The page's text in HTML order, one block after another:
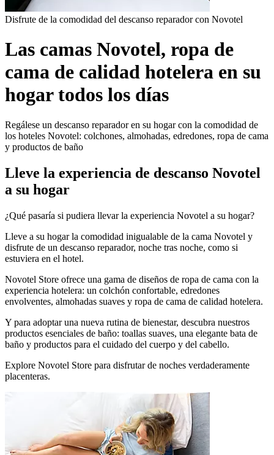
Disfrute de la comodidad del descanso reparador con Novotel
Las camas Novotel, ropa de
cama de calidad hotelera en su
hogar todos los días
Regálese un descanso reparador en su hogar con la comodidad de
los hoteles Novotel: colchones, almohadas, edredones, ropa de cama
y productos de baño
Lleve la experiencia de descanso Novotel
a su hogar
¿Qué pasaría si pudiera llevar la experiencia Novotel a su hogar?
Lleve a su hogar la comodidad inigualable de la cama Novotel y
disfrute de un descanso reparador, noche tras noche, como si
estuviera en el hotel.
Novotel Store ofrece una gama de diseños de ropa de cama con la
experiencia hotelera: un colchón confortable, edredones
envolventes, almohadas suaves y ropa de cama de calidad hotelera.
Y para adoptar una nueva rutina de bienestar, descubra nuestros
productos esenciales de baño: toallas suaves, una elegante bata de
baño y productos para el cuidado del cuerpo y del cabello.
Explore Novotel Store para disfrutar de noches verdaderamente
placenteras.